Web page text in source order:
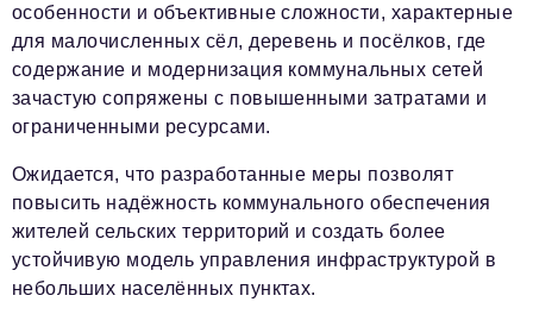
особенности и объективные сложности, характерные
для малочисленных сёл, деревень и посёлков, где
содержание и модернизация коммунальных сетей
зачастую сопряжены с повышенными затратами и
ограниченными ресурсами.
Ожидается, что разработанные меры позволят
повысить надёжность коммунального обеспечения
жителей сельских территорий и создать более
устойчивую модель управления инфраструктурой в
небольших населённых пунктах.